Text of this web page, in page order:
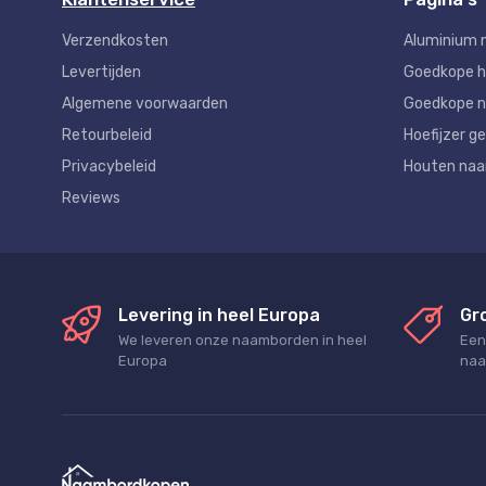
Verzendkosten
Levertijden
Algemene voorwaarden
Retourbeleid
Privacybeleid
Reviews
Aluminium
Goedkope
Goedkope
Hoefijzer
Houten
Levering in heel Europa
We leveren onze naamborden in heel
Europa